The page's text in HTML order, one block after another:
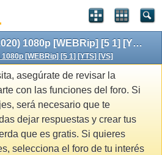
Identidad Tomada (2020) 1080p [WEBRip] [5 1] [YTS] [VS]
[WEBRip] [5 1] [YTS] [VS]
asegúrate de revisar la
con las funciones del foro. Si
será necesario que te
dejar respuestas y crear tus
que es gratis. Si quieres
selecciona el foro de tu interés